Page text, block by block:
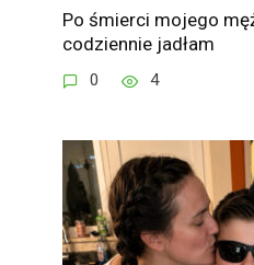
Po śmierci mojego
codziennie jadłam
0 4